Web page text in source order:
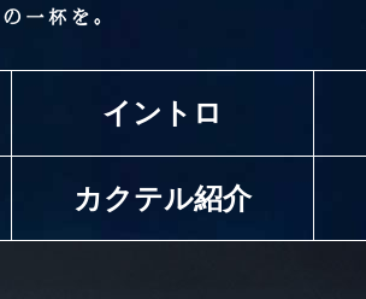
イントロ
カクテル紹介